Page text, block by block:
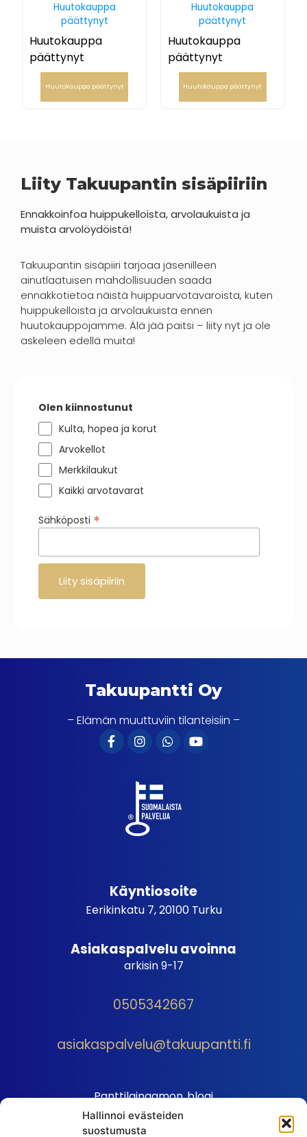
Hallinnoi evästeiden
suostumusta
Huutokauppa
päättynyt
Huutokauppa
päättynyt
Huutokauppa päättynyt
Huutokauppa
päättynyt
Huutokauppa
päättynyt
Huutokauppa päättynyt
Liity Takuupantin sisäpiiriin
Ennakkoinfoa huippukelloista, arvolaukuista ja
muista arvolöydöistä!
Takuupantin sisäpiiri tarjoaa jäsenilleen
ainutlaatuisen mahdollisuuden saada
ennakkotietoa näistä huippuarvotavaroista, kuten
huippukelloista ja arvolaukuista ennen
huutokauppojamme. Älä jää paitsi – liity nyt ja ole
askeleen edellä muita!
Olen kiinnostunut
Kulta, hopea ja korut
Arvokellot
Merkkilaukut
Kaikki arvotavarat
Sähköposti *
Takuupantti Oy
– Elämän muuttuviin tilanteisiin –
Käyntiosoite
Eerikinkatu 7, 20100 Turku
Asiakaspalvelu avoinna
arkisin 9-17
0505342667
asiakaspalvelu@takuupantti.fi
Panttilainaamon blogi
Palveluhinnasto